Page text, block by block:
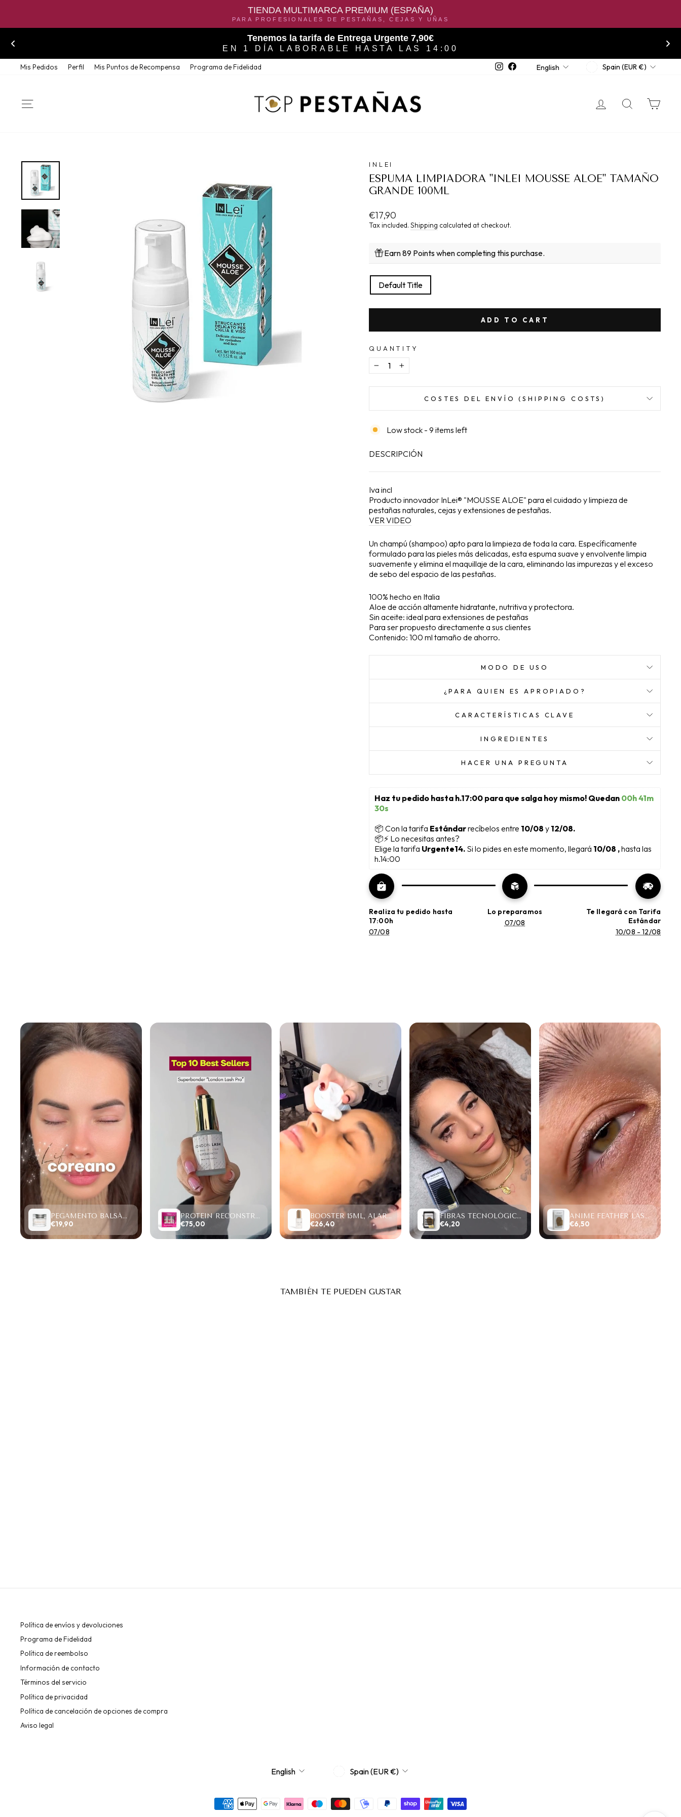
TIENDA MULTIMARCA PREMIUM (ESPAÑA)
PARA PROFESIONALES DE PESTAÑAS, CEJAS Y UÑAS
Tenemos la tarifa de Entrega Urgente 7,90€
EN 1 DÍA LABORABLE HASTA LAS 14:00
Mis Pedidos Perfil Mis Puntos de Recompensa Programa de Fidelidad InstagramFacebookLANGUAGE
English CURRENCY
Spain (EUR €)
LOG INSEARCH
INLEI
ESPUMA LIMPIADORA "INLEI MOUSSE ALOE" TAMAÑO
GRANDE 100ML
Regular
price
€17,90
Tax included. Shipping calculated at checkout.
Earn 89 Points when completing this purchase.
TITLE
Default Title
ADD TO CART
QUANTITY
− +
COSTES DEL ENVÍO (SHIPPING COSTS)
Low stock - 9 items left
DESCRIPCIÓN
Iva incl
Producto innovador InLei® "MOUSSE ALOE" para el cuidado y limpieza de
pestañas naturales, cejas y extensiones de pestañas.
VER VIDEO
Un champú (shampoo) apto para la limpieza de toda la cara. Específicamente
formulado para las pieles más delicadas, esta espuma suave y envolvente limpia
suavemente y elimina el maquillaje de la cara, eliminando las impurezas y el exceso
de sebo del espacio de las pestañas.
100% hecho en Italia
Aloe de acción altamente hidratante, nutritiva y protectora.
Sin aceite: ideal para extensiones de pestañas
Para ser propuesto directamente a sus clientes
Contenido: 100 ml tamaño de ahorro.
MODO DE USO
¿PARA QUIEN ES APROPIADO?
CARACTERÍSTICAS CLAVE
INGREDIENTES
HACER UNA PREGUNTA
Haz tu pedido hasta h.17:00 para que salga hoy mismo! Quedan 00h 41m
28s
📦 Con la tarifa Estándar recíbelos entre 10/08 y 12/08.
📦⚡ Lo necesitas antes?
Elige la tarifa Urgente14. Si lo pides en este momento, llegará 10/08 , hasta las
h.14:00
Realiza tu pedido hasta
17:00h
07/08
Lo preparamos
07/08
Te llegará con Tarifa
Estándar
10/08 - 12/08
PEGAMENTO BALSÁMICO CLEAR LASH 15ML
€19,90 €75,00
BOOSTER 15ML, ALARGA RETENCIÓN/ACELERA SECADO.
€26,40
FIBRAS TECNOLÓGICAS “TOP PESTAÑAS” W LASHES 4D,SAMPLE SIZE (4 FILAS)
€4,20
ANIME FEATHER LASHES PREMADE FANS (12 FILAS).
€6,50
TAMBIÉN TE PUEDEN GUSTAR
Política de envíos y devoluciones
Programa de Fidelidad
Política de reembolso
Información de contacto
Términos del servicio
Política de privacidad
Política de cancelación de opciones de compra
Aviso legal
LANGUAGE
English CURRENCY
Spain (EUR €)